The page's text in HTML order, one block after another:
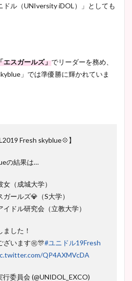
ドル（UNIversity iDOL）」としても
エスガールズ」でリーダーを務め、
」では準優勝に輝かれていま
Fresh skyblue💠】
の結果は…
（成城大学）
ールズ💎（S大学）
イドル研究会（立教大学）
ました！
ざいます㊗️🎊#ユニドル19Fresh
QP4AXMVcDA
委員会 (@UNIDOL_EXCO)